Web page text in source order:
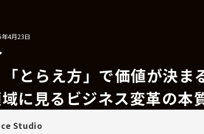
4月23日
とらえ方」で価値が決ま
に見るビジネス変革の本
Studio